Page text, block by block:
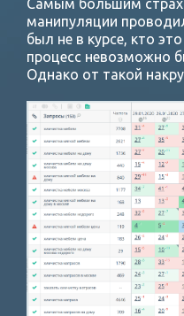
Самым большим
манипуляции
был не в курсе, кто
процесс невозможно
Однако от такой